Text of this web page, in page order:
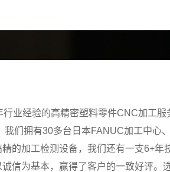
行业经验的高精密塑料零件CNC加工
我们拥有30多台日本FANUC加工中心
的加工检测设备，我们还有一支6+
信为基本，赢得了客户的一致好评。